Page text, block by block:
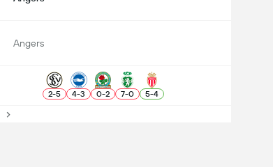
Angers
2-5 4-3 0-2 7-0 5-4